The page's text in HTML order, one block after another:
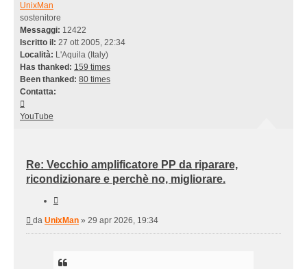
UnixMan
sostenitore
Messaggi: 12422
Iscritto il: 27 ott 2005, 22:34
Località: L'Aquila (Italy)
Has thanked: 159 times
Been thanked: 80 times
Contatta:
UnixMan
YouTube
Re: Vecchio amplificatore PP da riparare,
ricondizionare e perchè no, migliorare.
Messaggio
da UnixMan » 29 apr 2026, 19:34